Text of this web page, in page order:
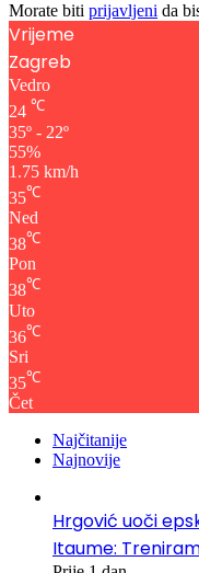
Morate biti prijavljeni da
Vrijeme
Zagreb
Vedro
24 ℃
35º - 22º
55%
1.75 km/h
35℃
Ned
38℃
Pon
38℃
Uto
36℃
Sri
35℃
Čet
Najčitanije
Najnovije
Hrgović uoči
Itaume: